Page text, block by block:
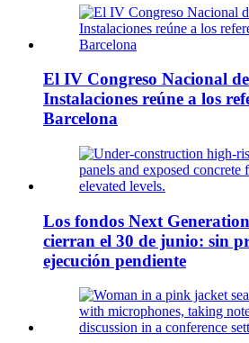
El IV Congreso Nacional
Instalaciones reúne a los
Barcelona
Los fondos Next
cierran el 30 de junio: sin
ejecución pendiente